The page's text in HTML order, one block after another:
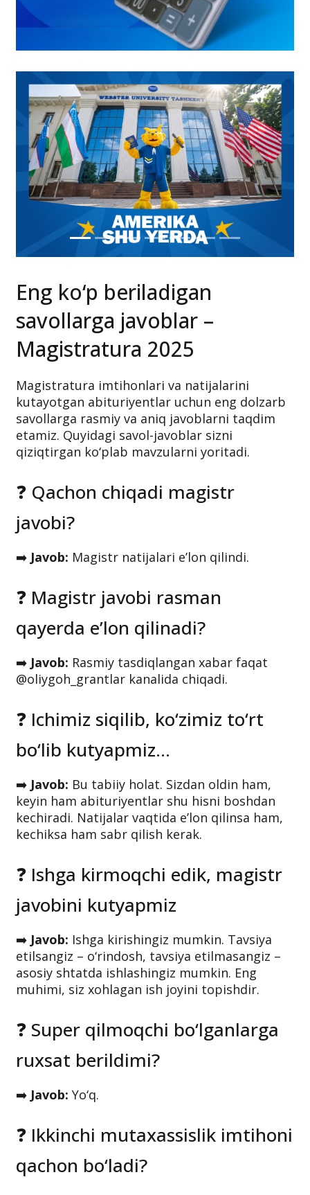
Eng ko‘p beriladigan
savollarga javoblar –
Magistratura 2025
Magistratura imtihonlari va natijalarini
kutayotgan abituriyentlar uchun eng dolzarb
savollarga rasmiy va aniq javoblarni taqdim
etamiz. Quyidagi savol-javoblar sizni
qiziqtirgan ko‘plab mavzularni yoritadi.
❓ Qachon chiqadi magistr
javobi?
➡️ Javob: Magistr natijalari e’lon qilindi.
❓ Magistr javobi rasman
qayerda e’lon qilinadi?
➡️ Javob: Rasmiy tasdiqlangan xabar faqat
@oliygoh_grantlar kanalida chiqadi.
❓ Ichimiz siqilib, ko‘zimiz to‘rt
bo‘lib kutyapmiz...
➡️ Javob: Bu tabiiy holat. Sizdan oldin ham,
keyin ham abituriyentlar shu hisni boshdan
kechiradi. Natijalar vaqtida e’lon qilinsa ham,
kechiksa ham sabr qilish kerak.
❓ Ishga kirmoqchi edik, magistr
javobini kutyapmiz
➡️ Javob: Ishga kirishingiz mumkin. Tavsiya
etilsangiz – o‘rindosh, tavsiya etilmasangiz –
asosiy shtatda ishlashingiz mumkin. Eng
muhimi, siz xohlagan ish joyini topishdir.
❓ Super qilmoqchi bo‘lganlarga
ruxsat berildimi?
➡️ Javob: Yo‘q.
❓ Ikkinchi mutaxassislik imtihoni
qachon bo‘ladi?